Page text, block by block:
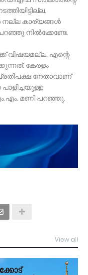
നല്ല കാര്യങ്ങൾ
നിൽക്കേണ്ടേ.
എന്റെ
കേരളം
നേതാവാണ്
മണി പറഞ്ഞു.
View all